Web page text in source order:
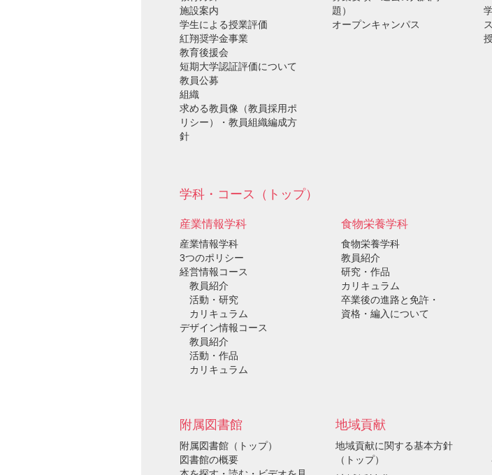
施設案内
学生による授業評価
紅翔奨学金事業
教育後援会
短期大学認証評価について
教員公募
組織
求める教員像（教員採用ポ
リシー）・教員組織編成方
針
題）
オープンキャンパス
学科・コース（トップ）
産業情報学科
産業情報学科
3つのポリシー
経営情報コース
教員紹介
活動・研究
カリキュラム
デザイン情報コース
教員紹介
活動・作品
カリキュラム
食物栄養学科
食物栄養学科
教員紹介
研究・作品
カリキュラム
卒業後の進路と免許・
資格・編入について
附属図書館
附属図書館（トップ）
図書館の概要
地域貢献
地域貢献に関する基本方針
（トップ）